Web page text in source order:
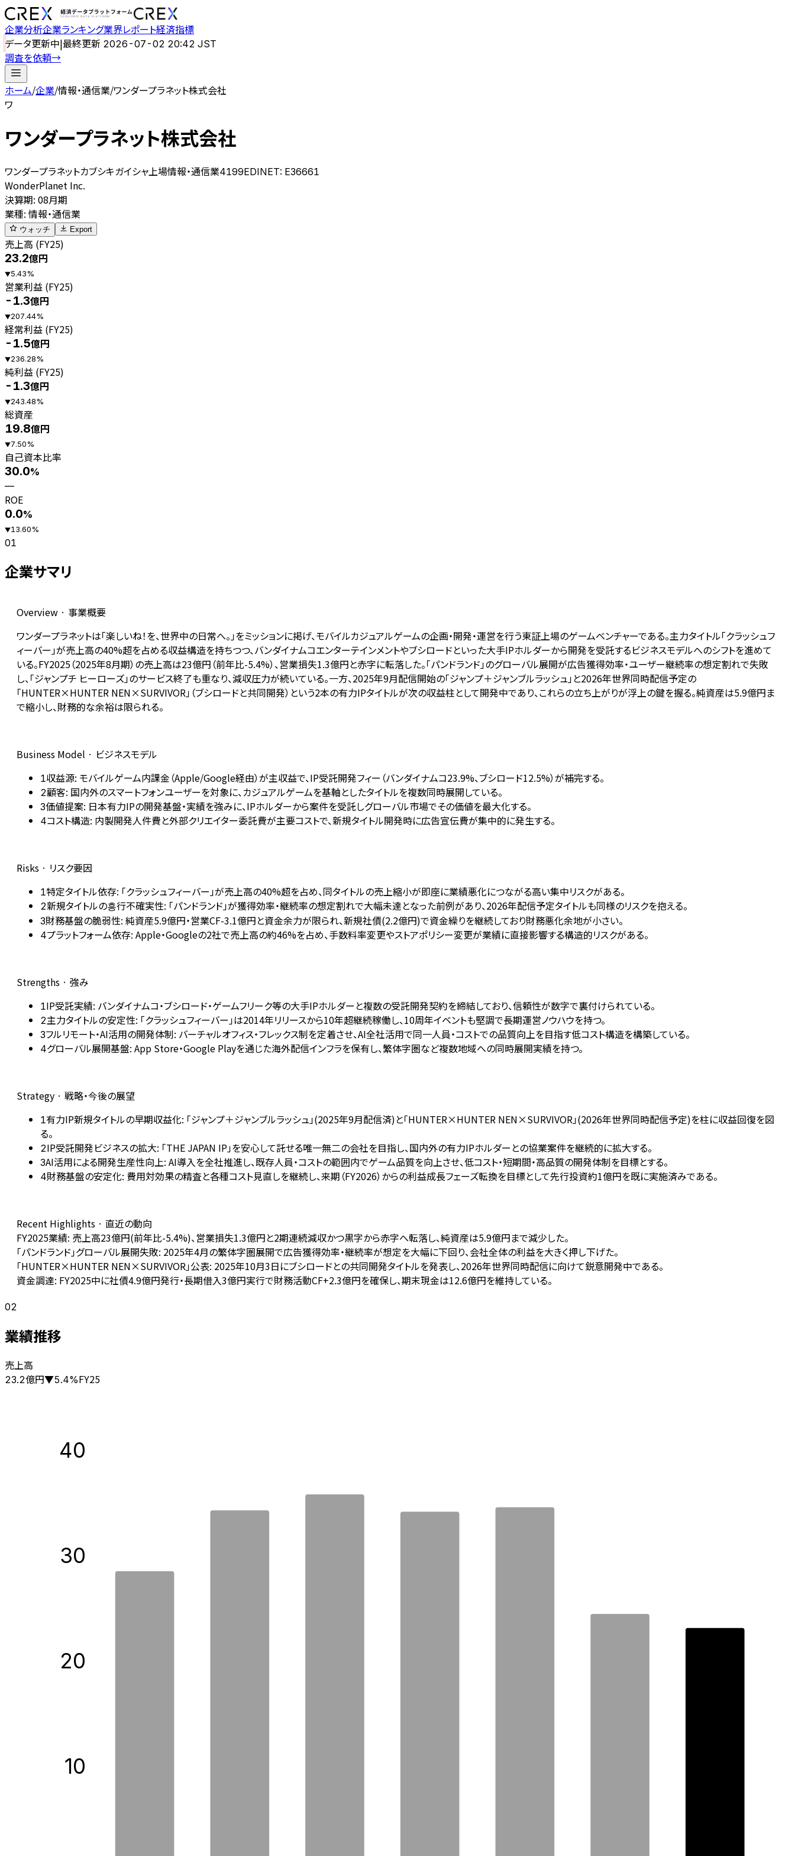
企業分析企業ランキング業界レポート経済指標
データ更新中|最終更新 2026-07-02 20:42 JST
調査を依頼→
ホーム/企業/情報・通信業/ワンダープラネット株式会社
ワ
ワンダープラネット株式会社
ワンダープラネットカブシキガイシャ 上場情報・通信業4199EDINET: E36661
WonderPlanet Inc.
決算期: 08月期
業種: 情報・通信業
ウォッチ Export
売上高 (FY25)
23.2億円
▼5.43%
営業利益 (FY25)
-1.3億円
▼207.44%
経常利益 (FY25)
-1.5億円
▼236.28%
純利益 (FY25)
-1.3億円
▼243.48%
総資産
19.8億円
▼7.50%
自己資本比率
30.0%
—
ROE
0.0%
▼13.60%
01
企業サマリ
Overview · 事業概要
ワンダープラネットは「楽しいね！を、世界中の日常へ。」をミッションに掲げ、モバイルカジュアルゲームの企画・開発・運営を行う東証上場のゲームベンチャーである。主力タイトル「クラッシュフ
ィーバー」が売上高の40%超を占める収益構造を持ちつつ、バンダイナムコエンターテインメントやブシロードといった大手IPホルダーから開発を受託するビジネスモデルへのシフトを進めて
いる。FY2025（2025年8月期）の売上高は23億円（前年比-5.4%）、営業損失1.3億円と赤字に転落した。「パンドランド」のグローバル展開が広告獲得効率・ユーザー継続率の想定割れで失敗
し、「ジャンプチ ヒーローズ」のサービス終了も重なり、減収圧力が続いている。一方、2025年9月配信開始の「ジャンプ＋ジャンブルラッシュ」と2026年世界同時配信予定の
「HUNTER×HUNTER NEN×SURVIVOR」（ブシロードと共同開発）という2本の有力IPタイトルが次の収益柱として開発中であり、これらの立ち上がりが浮上の鍵を握る。純資産は5.9億円ま
で縮小し、財務的な余裕は限られる。
Business Model · ビジネスモデル
1収益源: モバイルゲーム内課金（Apple/Google経由）が主収益で、IP受託開発フィー（バンダイナムコ23.9%、ブシロード12.5%）が補完する。
2顧客: 国内外のスマートフォンユーザーを対象に、カジュアルゲームを基軸としたタイトルを複数同時展開している。
3価値提案: 日本有力IPの開発基盤・実績を強みに、IPホルダーから案件を受託しグローバル市場でその価値を最大化する。
4コスト構造: 内製開発人件費と外部クリエイター委託費が主要コストで、新規タイトル開発時に広告宣伝費が集中的に発生する。
Risks · リスク要因
1特定タイトル依存: 「クラッシュフィーバー」が売上高の40%超を占め、同タイトルの売上縮小が即座に業績悪化につながる高い集中リスクがある。
2新規タイトルの흥行不確実性: 「パンドランド」が獲得効率・継続率の想定割れで大幅未達となった前例があり、2026年配信予定タイトルも同様のリスクを抱える。
3財務基盤の脆弱性: 純資産5.9億円・営業CF-3.1億円と資金余力が限られ、新規社債(2.2億円)で資金繰りを継続しており財務悪化余地が小さい。
4プラットフォーム依存: Apple・Googleの2社で売上高の約46%を占め、手数料率変更やストアポリシー変更が業績に直接影響する構造的リスクがある。
Strengths · 強み
1IP受託実績: バンダイナムコ・ブシロード・ゲームフリーク等の大手IPホルダーと複数の受託開発契約を締結しており、信頼性が数字で裏付けられている。
2主力タイトルの安定性: 「クラッシュフィーバー」は2014年リリースから10年超継続稼働し、10周年イベントも堅調で長期運営ノウハウを持つ。
3フルリモート・AI活用の開発体制: バーチャルオフィス・フレックス制を定着させ、AI全社活用で同一人員・コストでの品質向上を目指す低コスト構造を構築している。
4グローバル展開基盤: App Store・Google Playを通じた海外配信インフラを保有し、繁体字圏など複数地域への同時展開実績を持つ。
Strategy · 戦略・今後の展望
1有力IP新規タイトルの早期収益化: 「ジャンプ＋ジャンブルラッシュ」(2025年9月配信済)と「HUNTER×HUNTER NEN×SURVIVOR」(2026年世界同時配信予定)を柱に収益回復を図
る。
2IP受託開発ビジネスの拡大: 「THE JAPAN IP」を安心して託せる唯一無二の会社を目指し、国内外の有力IPホルダーとの協業案件を継続的に拡大する。
3AI活用による開発生産性向上: AI導入を全社推進し、既存人員・コストの範囲内でゲーム品質を向上させ、低コスト・短期間・高品質の開発体制を目標とする。
4財務基盤の安定化: 費用対効果の精査と各種コスト見直しを継続し、来期（FY2026）からの利益成長フェーズ転換を目標として先行投資約1億円を既に実施済みである。
Recent Highlights · 直近の動向
FY2025業績: 売上高23億円(前年比-5.4%)、営業損失1.3億円と2期連続減収かつ黒字から赤字へ転落し、純資産は5.9億円まで減少した。
「パンドランド」グローバル展開失敗: 2025年4月の繁体字圏展開で広告獲得効率・継続率が想定を大幅に下回り、会社全体の利益を大きく押し下げた。
「HUNTER×HUNTER NEN×SURVIVOR」公表: 2025年10月3日にブシロードとの共同開発タイトルを発表し、2026年世界同時配信に向けて鋭意開発中である。
資金調達: FY2025中に社債4.9億円発行・長期借入3億円実行で財務活動CF+2.3億円を確保し、期末現金は12.6億円を維持している。
02
業績推移
売上高
23.2億円▼5.4%FY25
10
20
30
40